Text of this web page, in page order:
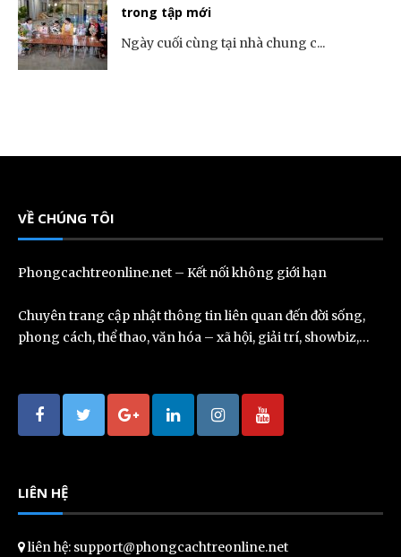
trong tập mới
Ngày cuối cùng tại nhà chung c...
VỀ CHÚNG TÔI
Phongcachtreonline.net – Kết nối không giới hạn
Chuyên trang cập nhật thông tin liên quan đến đời sống,
phong cách, thể thao, văn hóa – xã hội, giải trí, showbiz,…
LIÊN HỆ
liên hệ: support@phongcachtreonline.net